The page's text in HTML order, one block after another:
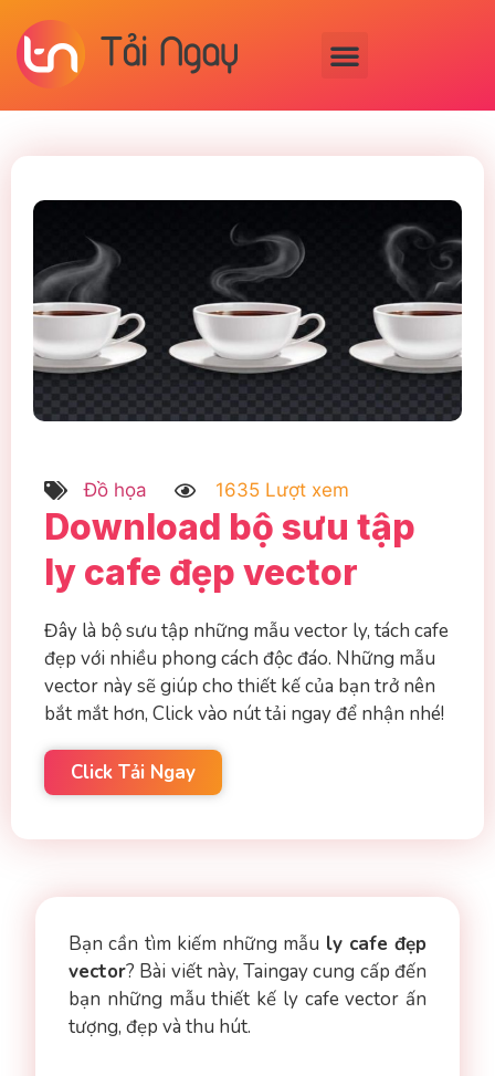
Đồ họa 1635 Lượt xem
Download bộ sưu tập
ly cafe đẹp vector
Đây là bộ sưu tập những mẫu vector ly, tách cafe
đẹp với nhiều phong cách độc đáo. Những mẫu
vector này sẽ giúp cho thiết kế của bạn trở nên
bắt mắt hơn, Click vào nút tải ngay để nhận nhé!
Click Tải Ngay
Bạn cần tìm kiếm những mẫu ly cafe đẹp
vector? Bài viết này, Taingay cung cấp đến
bạn những mẫu thiết kế ly cafe vector ấn
tượng, đẹp và thu hút.